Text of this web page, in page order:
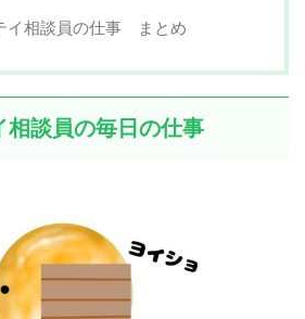
イ相談員の仕事 まとめ
相談員の毎日の仕事